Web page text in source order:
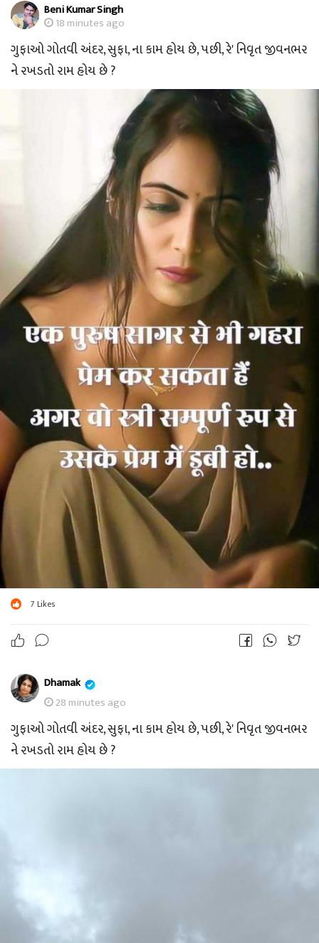
Beni Kumar Singh
18 minutes ago
ગુફાઓ ગોતવી અંદર, સુફા, ના કામ હોય છે, પછી, રે' નિવૃત જીવનભર
ને રખડતો રામ હોય છે ?
7 Likes
Dhamak
28 minutes ago
ગુફાઓ ગોતવી અંદર, સુફા, ના કામ હોય છે, પછી, રે' નિવૃત જીવનભર
ને રખડતો રામ હોય છે ?